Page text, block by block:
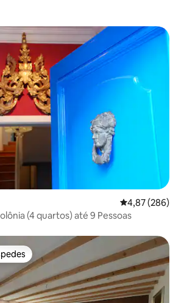
4,87 de uma
4,87 (286)
(4 quartos) até 9 Pessoas